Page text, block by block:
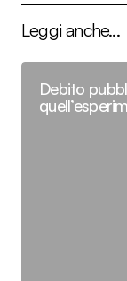
Leggi anche...
Debito